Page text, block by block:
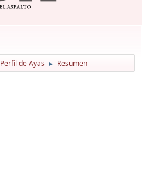
Perfil de Ayas ► Resumen